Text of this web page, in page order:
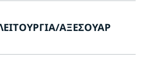
ΑΞΕΣΟΥΆΡ